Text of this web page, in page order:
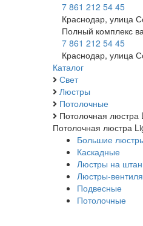
7 861 212 54 45
Краснодар, улица
Полный комплекс
7 861 212 54 45
Краснодар, улица
Каталог
Свет
Люстры
Потолочные
Потолочная люстра
Потолочная люстра
Большие
Каскадные
Люстры на
Люстры-
Подвесные
Потолочные